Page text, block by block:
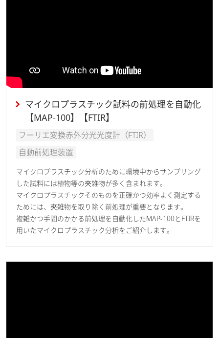
マイクロプラスチック試料の前処理を自動化
【MAP-100】【FTIR】
フーリエ変換赤外分光光度計（FTIR）
自動前処理装置
マイクロプラスチック分析のために環境中からサンプリング
した試料には植物等の夾雑物が多く含まれます。
マイクロプラスチックそのものを正確かつ効率よく測定する
ためには、夾雑物を取り除く前処理が重要となります。
複雑かつ手間のかかる前処理を自動化したMAP-100とFTIRを
用いたマイクロプラスチック分析をご紹介します。